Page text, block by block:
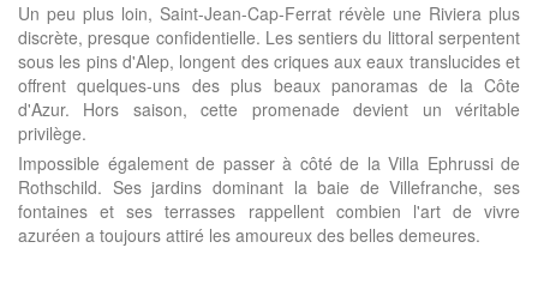
Un peu plus loin, Saint-Jean-Cap-Ferrat révèle une Riviera plus
discrète, presque confidentielle. Les sentiers du littoral serpentent
sous les pins d'Alep, longent des criques aux eaux translucides et
offrent quelques-uns des plus beaux panoramas de la Côte
d'Azur. Hors saison, cette promenade devient un véritable
privilège.
Impossible également de passer à côté de la Villa Ephrussi de
Rothschild. Ses jardins dominant la baie de Villefranche, ses
fontaines et ses terrasses rappellent combien l'art de vivre
azuréen a toujours attiré les amoureux des belles demeures.